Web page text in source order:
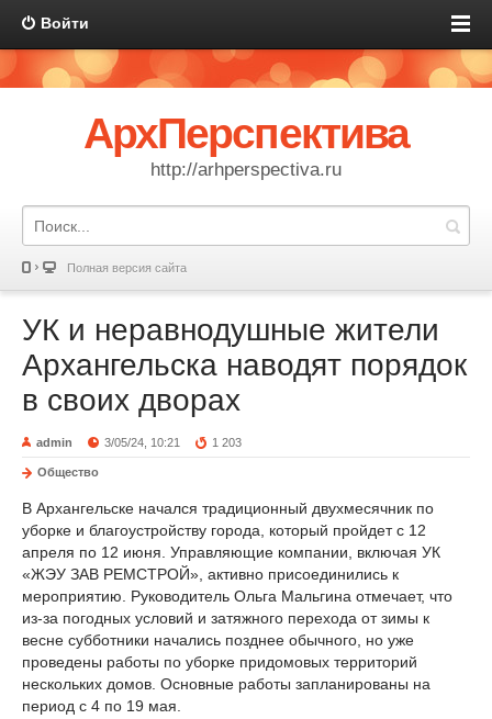
Войти
АрхПерспектива
http://arhperspectiva.ru
Полная версия сайта
УК и неравнодушные жители
Архангельска наводят порядок
в своих дворах
admin 3/05/24, 10:21 1 203
Общество
В Архангельске начался традиционный двухмесячник по
уборке и благоустройству города, который пройдет с 12
апреля по 12 июня. Управляющие компании, включая УК
«ЖЭУ ЗАВ РЕМСТРОЙ», активно присоединились к
мероприятию. Руководитель Ольга Мальгина отмечает, что
из-за погодных условий и затяжного перехода от зимы к
весне субботники начались позднее обычного, но уже
проведены работы по уборке придомовых территорий
нескольких домов. Основные работы запланированы на
период с 4 по 19 мая.